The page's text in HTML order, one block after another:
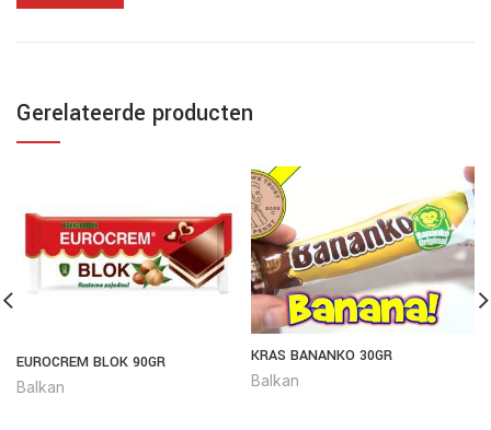
Gerelateerde producten
EUROCREM BLOK 90GR
Balkan
KRAS BANANKO 30GR
Balkan